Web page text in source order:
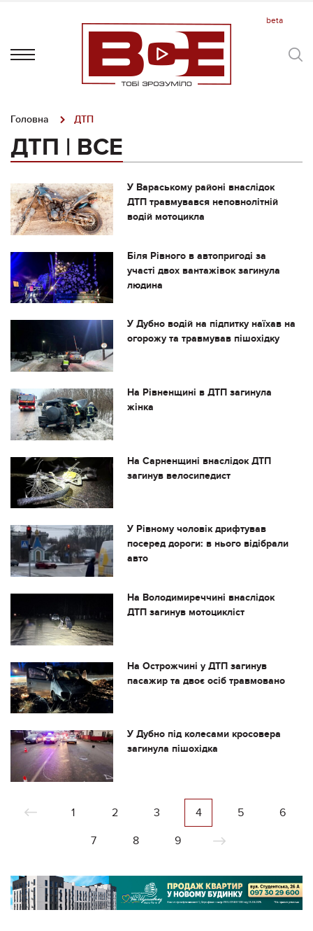
Головна ДТП
ДТП | ВСЕ
У Вараському районі внаслідок
ДТП травмувався неповнолітній
водій мотоцикла
Біля Рівного в автопригоді за
участі двох вантажівок загинула
людина
У Дубно водій на підпитку наїхав на
огорожу та травмував пішохідку
На Рівненщині в ДТП загинула
жінка
На Сарненщині внаслідок ДТП
загинув велосипедист
У Рівному чоловік дрифтував
посеред дороги: в нього відібрали
авто
На Володимиреччині внаслідок
ДТП загинув мотоцикліст
На Острожчині у ДТП загинув
пасажир та двоє осіб травмовано
У Дубно під колесами кросовера
загинула пішохідка
1 2 3 4 5
6
7
8 9